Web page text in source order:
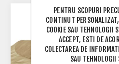
PENTRU SCOPURI
CONTINUT
COOKIE SAU TEHNOLOGII
ACCEPT, ESTI DE
COLECTAREA DE
SAU TEHNOLOGII